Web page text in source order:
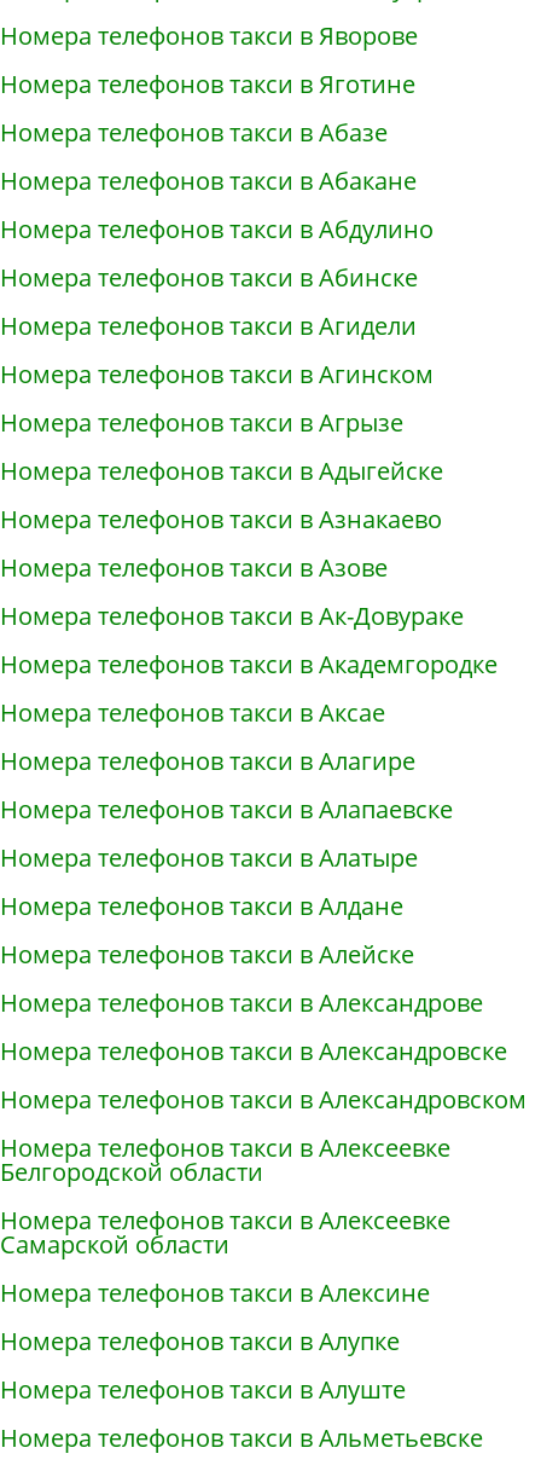
Номера телефонов такси в Яворове
Номера телефонов такси в Яготине
Номера телефонов такси в Абазе
Номера телефонов такси в Абакане
Номера телефонов такси в Абдулино
Номера телефонов такси в Абинске
Номера телефонов такси в Агидели
Номера телефонов такси в Агинском
Номера телефонов такси в Агрызе
Номера телефонов такси в Адыгейске
Номера телефонов такси в Азнакаево
Номера телефонов такси в Азове
Номера телефонов такси в Ак-Довураке
Номера телефонов такси в Академгородке
Номера телефонов такси в Аксае
Номера телефонов такси в Алагире
Номера телефонов такси в Алапаевске
Номера телефонов такси в Алатыре
Номера телефонов такси в Алдане
Номера телефонов такси в Алейске
Номера телефонов такси в Александрове
Номера телефонов такси в Александровске
Номера телефонов такси в Александровском
Номера телефонов такси в Алексеевке
Белгородской области
Номера телефонов такси в Алексеевке
Самарской области
Номера телефонов такси в Алексине
Номера телефонов такси в Алупке
Номера телефонов такси в Алуште
Номера телефонов такси в Альметьевске